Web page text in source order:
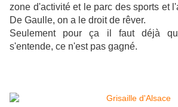
zone d'activité et le parc des sports et
De Gaulle, on a le droit de rêver.
Seulement pour ça il faut déjà
s'entende, ce n'est pas gagné.